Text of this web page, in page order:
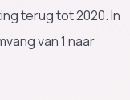
terug tot 2020. In
van 1 naar